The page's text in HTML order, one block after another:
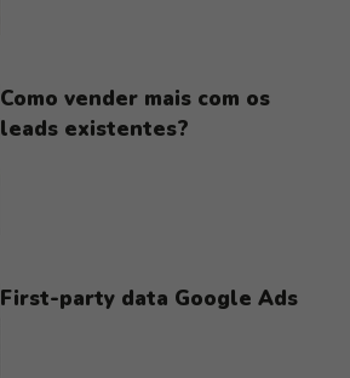
Como vender mais com os
leads existentes?
First-party data Google Ads